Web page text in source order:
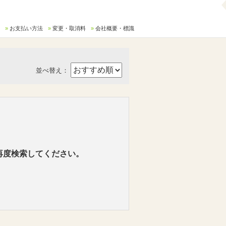
お支払い方法 変更・取消料 会社概要・標識
並べ替え：
検索してください。